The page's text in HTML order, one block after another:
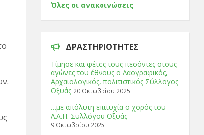
Όλες οι ανακοινώσεις
ΔΡΑΣΤΗΡΙΌΤΗΤΕΣ
Τίμησε και φέτος τους πεσόντες στους
αγώνες του έθνους ο Λαογραφικός,
Αρχαιολογικός, πολιτιστικός Σύλλογος
Οξυάς 20 Οκτωβρίου 2025
…με απόλυτη επιτυχία ο χορός του
Λ.Α.Π. Συλλόγου Οξυάς
9 Οκτωβρίου 2025